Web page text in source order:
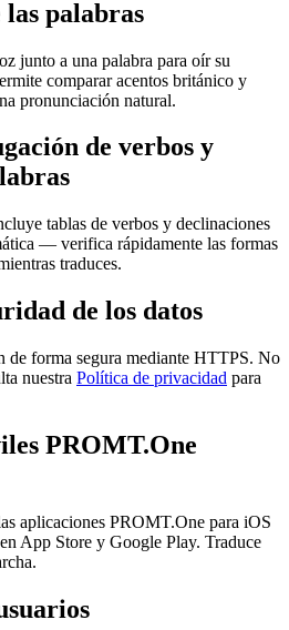
palabras
junto a una palabra para oír su
comparar acentos británico y
pronunciación natural.
de verbos y
tablas de verbos y declinaciones
— verifica rápidamente las formas
traduces.
de los datos
de forma segura mediante HTTPS. No
nuestra Política de privacidad para
PROMT.One
aplicaciones PROMT.One para iOS
App Store y Google Play. Traduce